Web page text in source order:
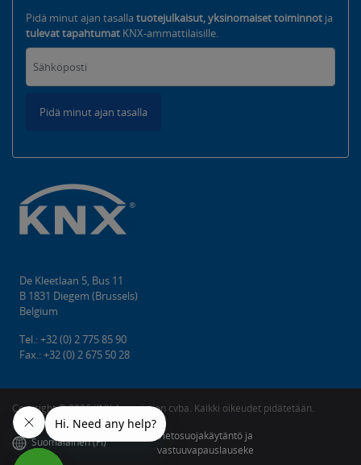
Pidä minut ajan tasalla tuotejulkaisut, yksinomaiset toiminnot ja
tulevat tapahtumat KNX-ammattilaisille.
Pidä minut ajan tasalla
De Kleetlaan 5, Bus 11
B 1831 Diegem (Brussels)
Belgium
Tel.: +32 (0) 2 775 85 90
Fax.: +32 (0) 2 675 50 28
Copyright ©️ 2026 KNX Association cvba. Kaikki oikeudet pidätetään.
Suomalainen (FI)
Tietosuojakäytäntö ja
vastuuvapauslauseke